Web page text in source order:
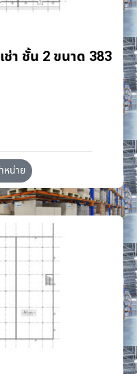
ช่า ชั้น 2 ขนาด 383
หน่าย